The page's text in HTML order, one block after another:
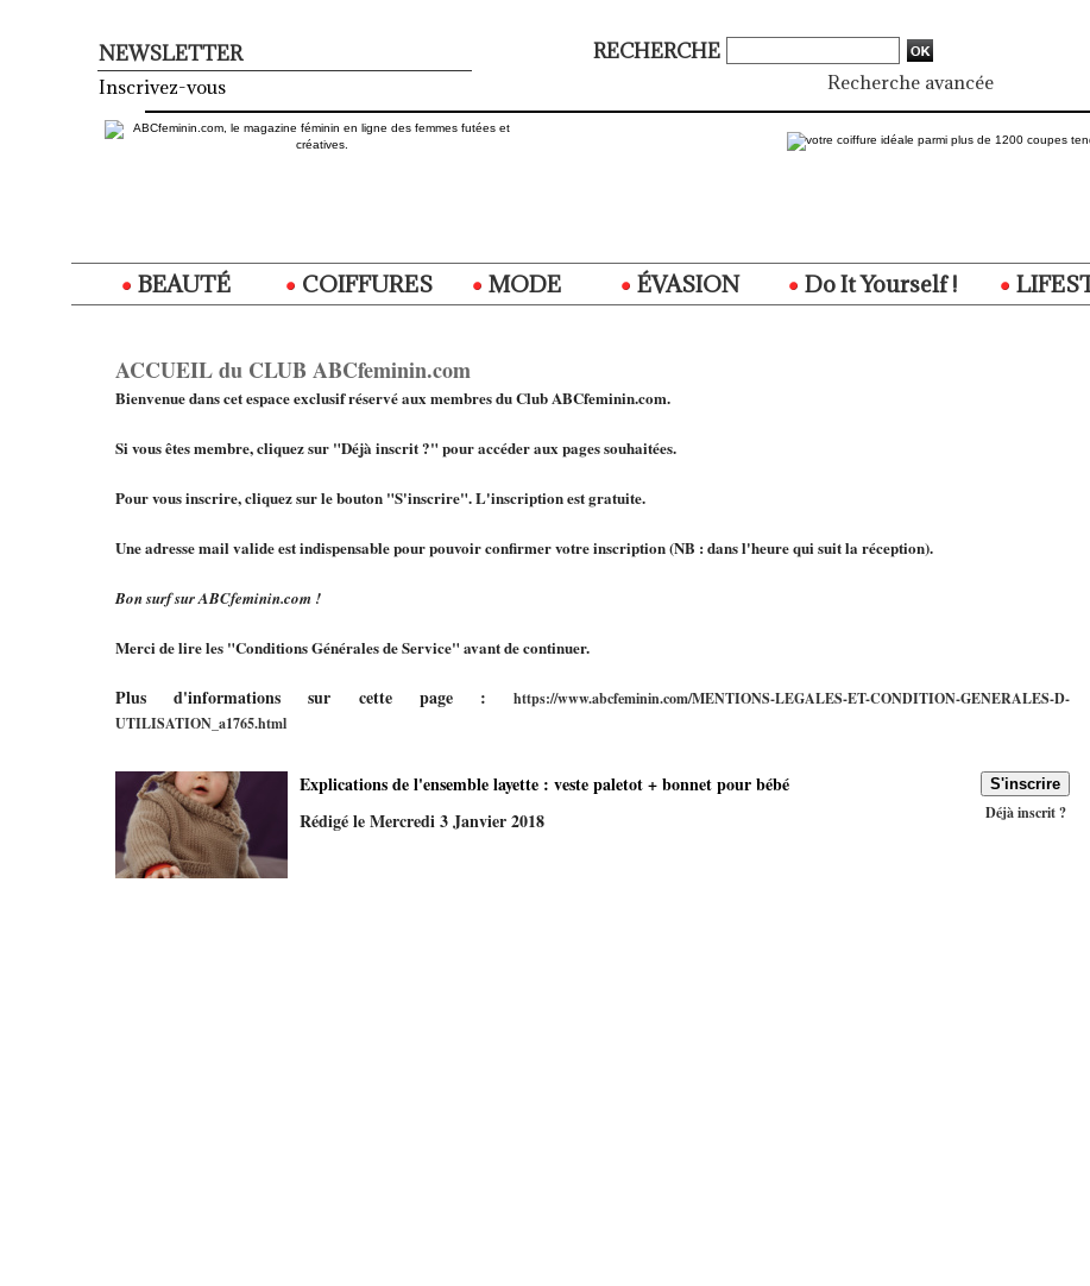
NEWSLETTER
Inscrivez-vous
RECHERCHE
Recherche avancée
BEAUTÉ COIFFURES MODE ÉVASION Do It Yourself !
ACCUEIL du CLUB ABCfeminin.com
Bienvenue dans cet espace exclusif réservé aux membres du Club ABCfeminin.com.
Si vous êtes membre, cliquez sur "Déjà inscrit ?" pour accéder aux pages souhaitées.
Pour vous inscrire, cliquez sur le bouton "S'inscrire". L'inscription est gratuite.
Une adresse mail valide est indispensable pour pouvoir confirmer votre inscription (NB : dans l'heure qui suit la réception).
Bon surf sur ABCfeminin.com !
Merci de lire les "Conditions Générales de Service" avant de continuer.
Plus d'informations sur cette page :
https://www.abcfeminin.com/MENTIONS-LEGALES-ET-CONDITION-GENERALES-D-
UTILISATION_a1765.html
Déjà inscrit ?
Explications de l'ensemble layette : veste paletot + bonnet pour bébé
Rédigé le Mercredi 3 Janvier 2018